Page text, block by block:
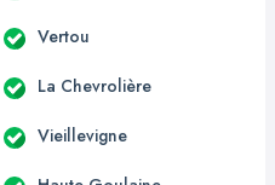
Vertou
La Chevrolière
Vieillevigne